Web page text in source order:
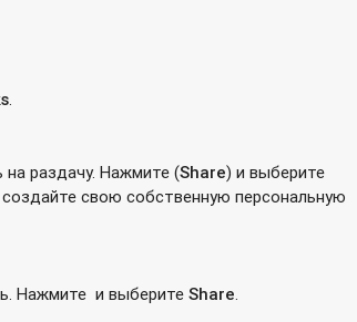
.
на раздачу. Нажмите (Share) и выберите
свою собственную персональную
Нажмите и выберите Share